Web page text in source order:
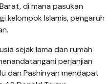
di mana pasukan
kelompok Islamis, pengaruh
sejak lama dan rumah
perjanjian
dan Pashinyan mendapat